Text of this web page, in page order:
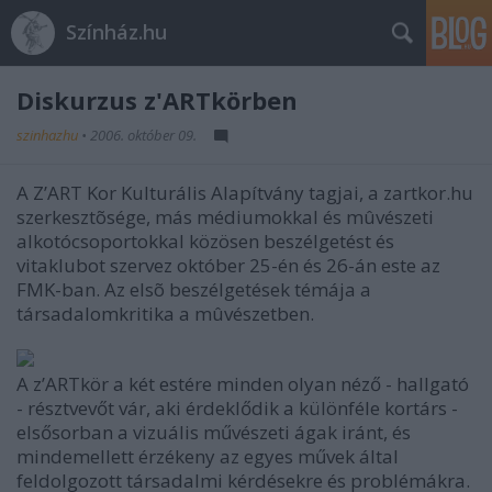
Színház.hu
Diskurzus z'ARTkörben
szinhazhu • 2006. október 09.
A Z’ART Kor Kulturális Alapítvány tagjai, a zartkor.hu
szerkesztõsége, más médiumokkal és mûvészeti
alkotócsoportokkal közösen beszélgetést és
vitaklubot szervez október 25-én és 26-án este az
FMK-ban. Az elsõ beszélgetések témája a
társadalomkritika a mûvészetben.
A z’ARTkör a két estére minden olyan néző - hallgató
- résztvevőt vár, aki érdeklődik a különféle kortárs -
elsősorban a vizuális művészeti ágak iránt, és
mindemellett érzékeny az egyes művek által
feldolgozott társadalmi kérdésekre és problémákra.